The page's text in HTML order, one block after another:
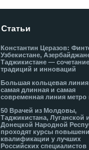
Статьи
Константин Церазов:
Узбекистане,
Таджикистане —
традиций и инноваций
Большая кольцевая
самая длинная и самая
современная линия метро
50 Врачей из Молдовы,
Таджикистана, Луганской
Донецкой Народной
проходят курсы
квалификации у лучших
Российских специалистов